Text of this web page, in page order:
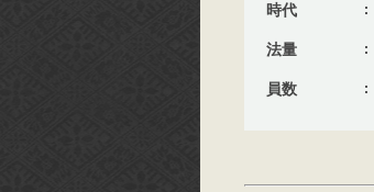
時代
法量
員数